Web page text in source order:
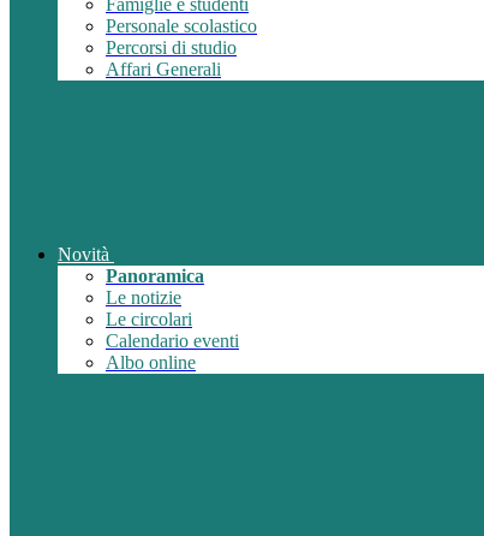
Famiglie e studenti
Personale scolastico
Percorsi di studio
Affari Generali
Novità
Panoramica
Le notizie
Le circolari
Calendario eventi
Albo online